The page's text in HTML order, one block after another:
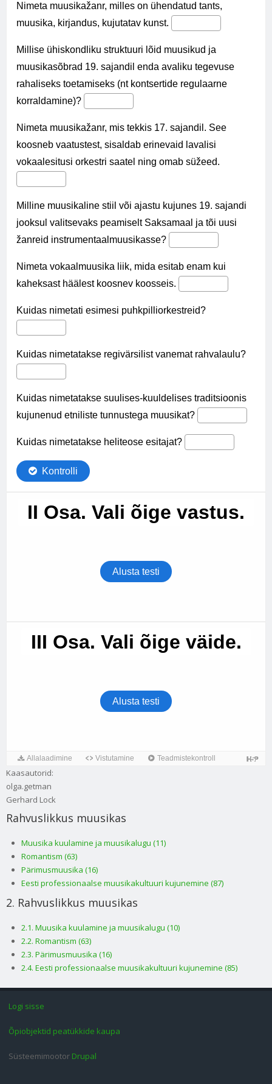
Kaasautorid:
olga.getman
Gerhard Lock
Rahvuslikkus muusikas
Muusika kuulamine ja muusikalugu (11)
Romantism (63)
Pärimusmuusika (16)
Eesti professionaalse muusikakultuuri kujunemine (87)
2. Rahvuslikkus muusikas
2.1. Muusika kuulamine ja muusikalugu (10)
2.2. Romantism (63)
2.3. Pärimusmuusika (16)
2.4. Eesti professionaalse muusikakultuuri kujunemine (85)
Logi sisse
Õpiobjektid peatükkide kaupa
Süsteemimootor Drupal